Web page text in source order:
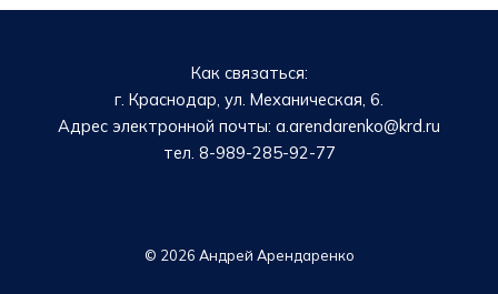
Как связаться:
г. Краснодар, ул. Механическая, 6.
Адрес электронной почты: a.arendarenko@krd.ru
тел. 8-989-285-92-77
© 2026 Андрей Арендаренко